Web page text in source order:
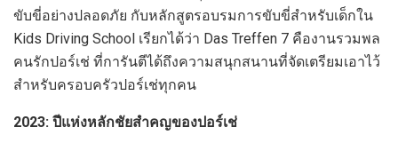
ขับขี่อย่างปลอดภัย กับหลักสูตรอบรมการขับขี่สำหรับเด็กใน
Kids Driving School เรียกได้ว่า Das Treffen 7 คืองานรวมพล
คนรักปอร์เช่ ที่การันตีได้ถึงความสนุกสนานที่จัดเตรียมเอาไว้
สำหรับครอบครัวปอร์เช่ทุกคน
2023: ปีแห่งหลักชัยสำคญของปอร์เช่